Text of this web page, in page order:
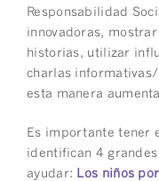
Responsabilidad
innovadoras,
historias, utilizar
charlas
esta manera
Es importante tener
identifican 4
ayudar:
Los niños